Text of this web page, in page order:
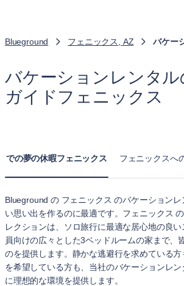
Blueground フェニックス, AZ バケー
バケーションレンタル
ガイドフェニックス
での夢の休暇フェニックス フェニックスへ
Blueground の フェニックス のバケーション
い思い出を作るのに最適です。フェニックス
レクションは、ソロ旅行に最適な居心地の良
員向けの広々とした3ベッドルームの家まで、
のを提供します。静かな逃避行を求めている
を希望している方も、当社のバケーションレ
に理想的な環境を提供します。